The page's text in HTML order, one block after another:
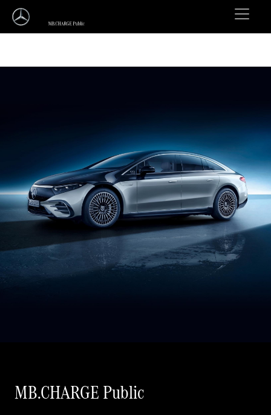
MB.CHARGE Public